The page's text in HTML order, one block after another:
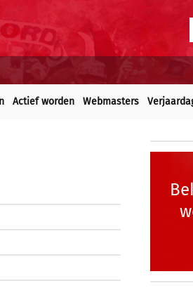
Actief worden Webmasters